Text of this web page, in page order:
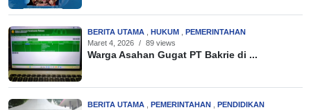
BERITA UTAMA HUKUM
PEMERINTAHAN
Maret 4, 2026 / 89 views
Warga Asahan Gugat PT Bakrie di ...
BERITA UTAMA PEMERINTAHAN
PENDIDIKAN